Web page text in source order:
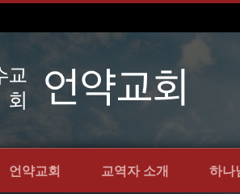
언약교회 교역자 소개 하나